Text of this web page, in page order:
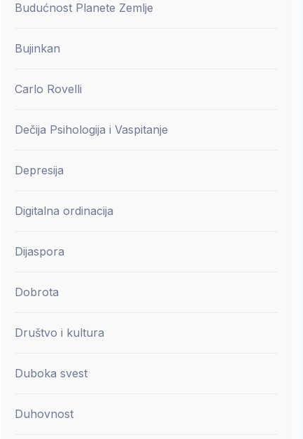
Budućnost Planete Zemlje
Bujinkan
Carlo Rovelli
Dečija Psihologija i Vaspitanje
Depresija
Digitalna ordinacija
Dijaspora
Dobrota
Društvo i kultura
Duboka svest
Duhovnost